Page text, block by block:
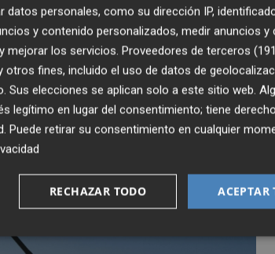
personales, como su dirección IP,
y contenido personalizados, medir anuncios y
mejorar los servicios. Proveedores de terceros
fines, incluido el uso de datos de
Sus elecciones se aplican solo a este sitio web.
legítimo en lugar del consentimiento; tiene
. Puede retirar su consentimiento en cualquier
ACEPTAR
RECHAZAR TODO